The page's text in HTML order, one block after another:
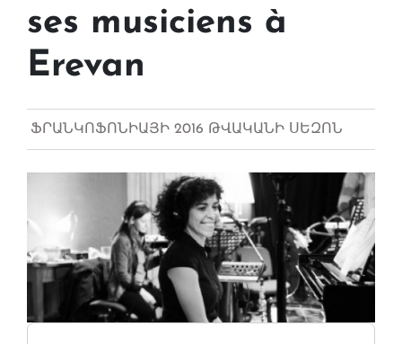
ses musiciens à
Erevan
ՖՐԱՆԿՈՖՈՆԻԱՅԻ 2016 ԹՎԱԿԱՆԻ ՍԵԶՈՆ